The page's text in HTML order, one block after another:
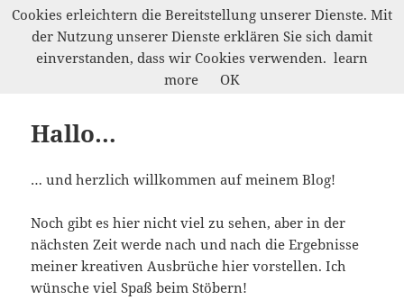
Werkelwald
Hallo…
… und herzlich willkommen auf meinem Blog!
Noch gibt es hier nicht viel zu sehen, aber in der
nächsten Zeit werde nach und nach die Ergebnisse
meiner kreativen Ausbrüche hier vorstellen. Ich
wünsche viel Spaß beim Stöbern!
Cookies erleichtern die Bereitstellung unserer Dienste. Mit
der Nutzung unserer Dienste erklären Sie sich damit
einverstanden, dass wir Cookies verwenden. learn
more
OK